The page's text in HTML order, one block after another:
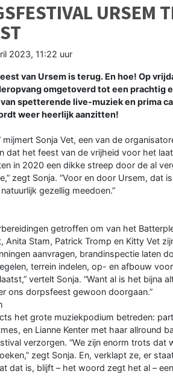
URSEM
2023, 11:22 uur
van Ursem is terug. En hoe! Op
omgetoverd tot een prachtig
spetterende live-muziek en prima
weer heerlijk aanzitten!
mijmert Sonja Vet, een van de
dat het feest van de vrijheid voor het
in 2020 een dikke streep door de al
zegt Sonja. “Voor en door Ursem, dat
gezellig meedoen.”
getroffen om van het
Anita Stam, Patrick Tromp en Kitty Vet
aanvragen, brandinspectie laten
terrein indelen, op- en afbouw
vertelt Sonja. “Want al is het bijna
ons dorpsfeest gewoon doorgaan.”
het grote muziekpodium betreden:
en Lianne Kenter met haar allround
verzorgen. “We zijn enorm trots dat
zegt Sonja. En, verklapt ze, er
dat is, blijft – het woord zegt het al –